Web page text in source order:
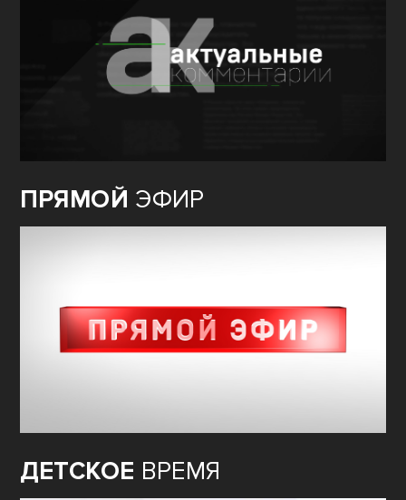
ПРЯМОЙ ЭФИР
ДЕТСКОЕ ВРЕМЯ